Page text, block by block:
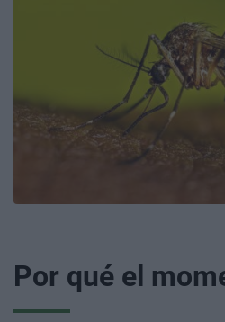
Por qué el